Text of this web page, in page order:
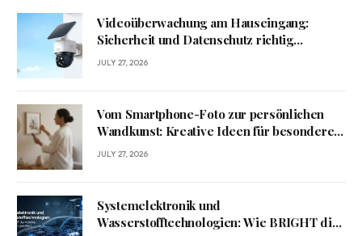
Videoüberwachung am Hauseingang:
Sicherheit und Datenschutz richtig
verbinden
JULY 27, 2026
Vom Smartphone-Foto zur persönlichen
Wandkunst: Kreative Ideen für besondere
Erinnerungen
JULY 27, 2026
Systemelektronik und
Wasserstofftechnologien: Wie BRIGHT die